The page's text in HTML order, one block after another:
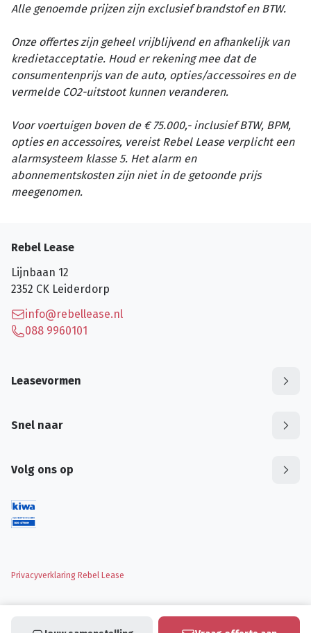
Alle genoemde prijzen zijn exclusief brandstof en BTW.
Onze offertes zijn geheel vrijblijvend en afhankelijk van
kredietacceptatie. Houd er rekening mee dat de
consumentenprijs van de auto, opties/accessoires en de
vermelde CO2-uitstoot kunnen veranderen.
Voor voertuigen boven de € 75.000,- inclusief BTW, BPM,
opties en accessoires, vereist Rebel Lease verplicht een
alarmsysteem klasse 5. Het alarm en
abonnementskosten zijn niet in de getoonde prijs
meegenomen.
Rebel Lease
Lijnbaan 12
2352 CK Leiderdorp
info@rebellease.nl
088 9960101
Leasevormen
Snel naar
Volg ons op
Privacyverklaring Rebel Lease